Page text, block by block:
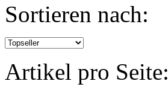
Sortieren nach:
Artikel pro Seite: